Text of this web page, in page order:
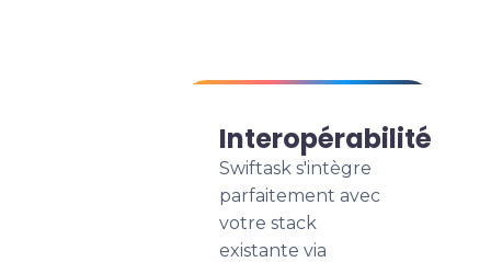
Interopérabilité
Swiftask s'intègre
parfaitement avec
votre stack
existante via